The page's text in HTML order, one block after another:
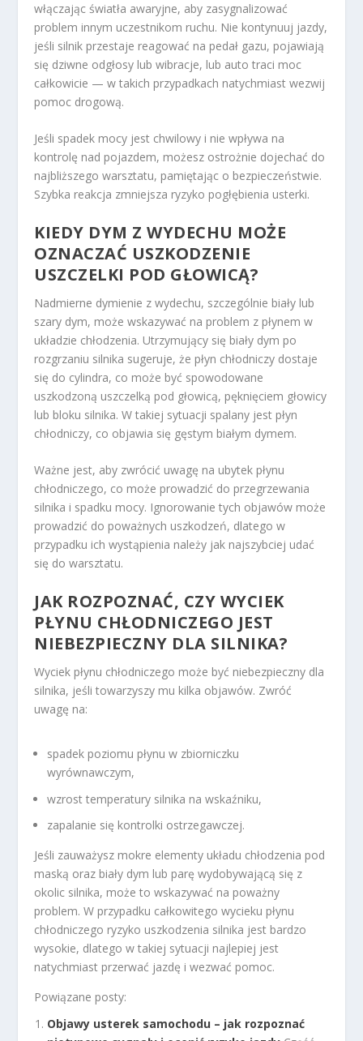
włączając światła awaryjne, aby zasygnalizować
problem innym uczestnikom ruchu. Nie kontynuuj jazdy,
jeśli silnik przestaje reagować na pedał gazu, pojawiają
się dziwne odgłosy lub wibracje, lub auto traci moc
całkowicie — w takich przypadkach natychmiast wezwij
pomoc drogową.
Jeśli spadek mocy jest chwilowy i nie wpływa na
kontrolę nad pojazdem, możesz ostrożnie dojechać do
najbliższego warsztatu, pamiętając o bezpieczeństwie.
Szybka reakcja zmniejsza ryzyko pogłębienia usterki.
KIEDY DYM Z WYDECHU MOŻE
OZNACZAĆ USZKODZENIE
USZCZELKI POD GŁOWICĄ?
Nadmierne dymienie z wydechu, szczególnie biały lub
szary dym, może wskazywać na problem z płynem w
układzie chłodzenia. Utrzymujący się biały dym po
rozgrzaniu silnika sugeruje, że płyn chłodniczy dostaje
się do cylindra, co może być spowodowane
uszkodzoną uszczelką pod głowicą, pęknięciem głowicy
lub bloku silnika. W takiej sytuacji spalany jest płyn
chłodniczy, co objawia się gęstym białym dymem.
Ważne jest, aby zwrócić uwagę na ubytek płynu
chłodniczego, co może prowadzić do przegrzewania
silnika i spadku mocy. Ignorowanie tych objawów może
prowadzić do poważnych uszkodzeń, dlatego w
przypadku ich wystąpienia należy jak najszybciej udać
się do warsztatu.
JAK ROZPOZNAĆ, CZY WYCIEK
PŁYNU CHŁODNICZEGO JEST
NIEBEZPIECZNY DLA SILNIKA?
Wyciek płynu chłodniczego może być niebezpieczny dla
silnika, jeśli towarzyszy mu kilka objawów. Zwróć
uwagę na:
spadek poziomu płynu w zbiorniczku
wyrównawczym,
wzrost temperatury silnika na wskaźniku,
zapalanie się kontrolki ostrzegawczej.
Jeśli zauważysz mokre elementy układu chłodzenia pod
maską oraz biały dym lub parę wydobywającą się z
okolic silnika, może to wskazywać na poważny
problem. W przypadku całkowitego wycieku płynu
chłodniczego ryzyko uszkodzenia silnika jest bardzo
wysokie, dlatego w takiej sytuacji najlepiej jest
natychmiast przerwać jazdę i wezwać pomoc.
Powiązane posty:
Objawy usterek samochodu – jak rozpoznać